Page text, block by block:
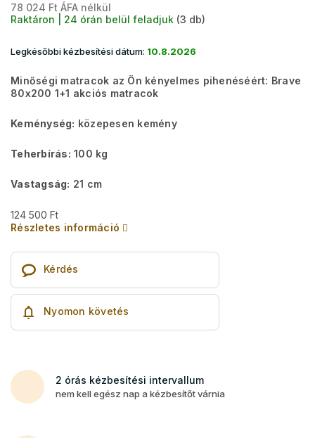
78 024 Ft ÁFA nélkül
Raktáron | 24 órán belül feladjuk (3 db)
Legkésőbbi kézbesítési dátum: 10.8.2026
Minőségi matracok az Ön kényelmes pihenéséért: Brave
80x200 1+1 akciós matracok
Keménység: közepesen kemény
Teherbírás: 100 kg
Vastagság: 21 cm
124 500 Ft
Részletes információ
Kérdés
Nyomon követés
2 órás kézbesítési intervallum
nem kell egész nap a kézbesítőt várnia